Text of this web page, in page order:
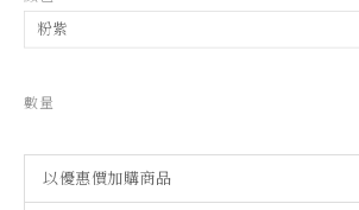
數量
以優惠價加購商品